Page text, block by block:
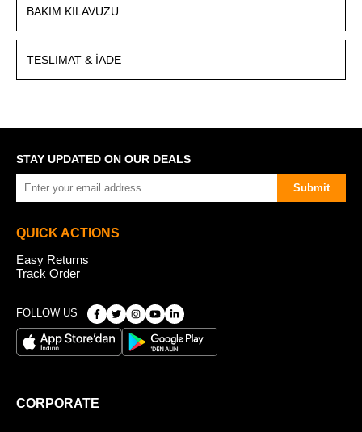
BAKIM KILAVUZU
TESLIMAT & İADE
STAY UPDATED ON OUR DEALS
Submit
QUICK ACTIONS
Easy Returns
Track Order
FOLLOW US
CORPORATE